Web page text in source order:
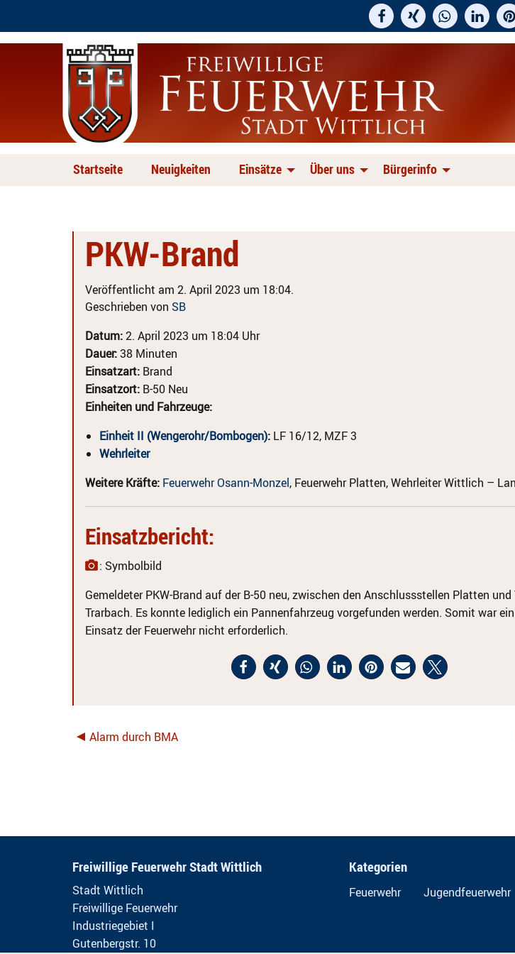
Startseite Neuigkeiten Einsätze Über uns Bürgerinfo
PKW-Brand
Veröffentlicht am 2. April 2023 um 18:04.
Geschrieben von SB
Datum:2. April 2023 um 18:04 Uhr
Dauer:38 Minuten
Einsatzart: Brand
Einsatzort: B-50 Neu
Einheiten und Fahrzeuge:
Einheit II (Wengerohr/Bombogen): LF 16/12, MZF 3
Wehrleiter
Weitere Kräfte: Feuerwehr Osann-Monzel, Feuerwehr Platten, Wehrleiter Wittlich –
Einsatzbericht:
: Symbolbild
Gemeldeter PKW-Brand auf der B-50 neu, zwischen den Anschlussstellen Platten und
Trarbach. Es konnte lediglich ein Pannenfahrzeug vorgefunden werden. Somit war
Einsatz der Feuerwehr nicht erforderlich.
Alarm durch BMA
Freiwillige Feuerwehr Stadt Wittlich
Stadt Wittlich
Freiwillige Feuerwehr
Industriegebiet I
Gutenbergstr. 10
Kategorien
Feuerwehr Jugendfeuerwehr